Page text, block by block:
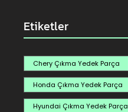
Etiketler
Chery Çıkma Yedek Parça
Honda Çıkma Yedek Parça
Hyundai Çıkma Yedek Parça